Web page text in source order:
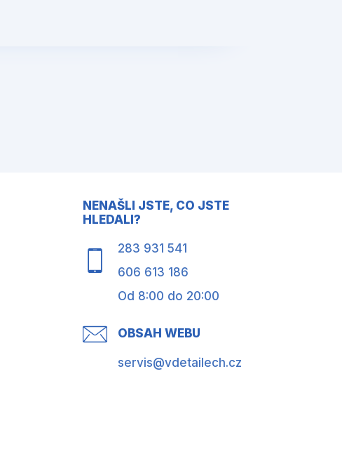
NENAŠLI JSTE, CO JSTE
HLEDALI?
283 931 541
606 613 186
Od 8:00 do 20:00
OBSAH WEBU
servis@vdetailech.cz